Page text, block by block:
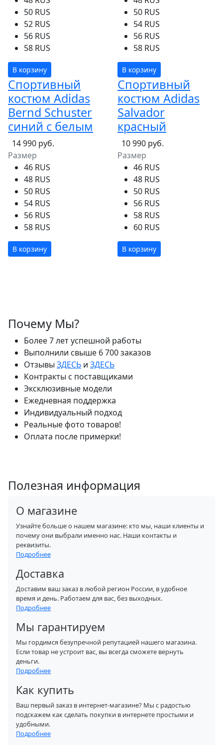
50 RUS
52 RUS
56 RUS
58 RUS
В корзину
50 RUS
54 RUS
56 RUS
58 RUS
В корзину
Спортивный
костюм Adidas
Bernd Schuster
синий с белым
14 990 руб.
Размер
46 RUS
48 RUS
50 RUS
54 RUS
56 RUS
58 RUS
В корзину
Спортивный
костюм Adidas
Salvador
красный
10 990 руб.
Размер
46 RUS
48 RUS
50 RUS
56 RUS
58 RUS
60 RUS
В корзину
Почему Мы?
Более 7 лет успешной работы
Выполнили свыше 6 700 заказов
Отзывы ЗДЕСЬ и ЗДЕСЬ
Контракты с поставщиками
Эксклюзивные модели
Ежедневная поддержка
Индивидуальный подход
Реальные фото товаров!
Оплата после примерки!
Полезная информация
О магазине
Узнайте больше о нашем магазине: кто мы, наши клиенты и
почему они выбрали именно нас. Наши контакты и
реквизиты.
Подробнее
Доставка
Доставим ваш заказ в любой регион России, в удобное
время и день. Работаем для вас, без выходных.
Подробнее
Мы гарантируем
Мы гордимся безупречной репутацией нашего магазина.
Если товар не устроит вас, вы всегда сможете вернуть
деньги.
Подробнее
Как купить
Ваш первый заказ в интернет-магазине? Мы с радостью
подскажем как сделать покупки в интернете простыми и
удобными.
Подробнее